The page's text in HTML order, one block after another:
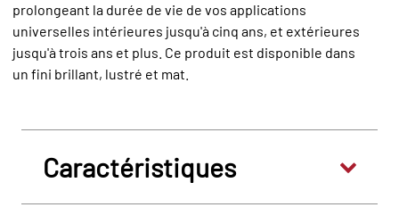
prolongeant la durée de vie de vos applications
universelles intérieures jusqu'à cinq ans, et extérieures
jusqu'à trois ans et plus. Ce produit est disponible dans
un fini brillant, lustré et mat.
Caractéristiques